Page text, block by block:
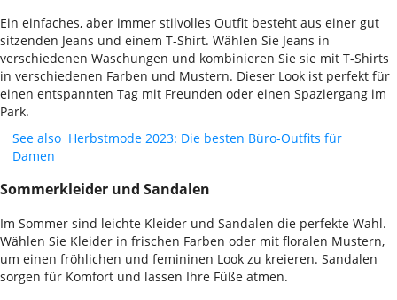
Ein einfaches, aber immer stilvolles Outfit besteht aus einer gut
sitzenden Jeans und einem T-Shirt. Wählen Sie Jeans in
verschiedenen Waschungen und kombinieren Sie sie mit T-Shirts
in verschiedenen Farben und Mustern. Dieser Look ist perfekt für
einen entspannten Tag mit Freunden oder einen Spaziergang im
Park.
See also Herbstmode 2023: Die besten Büro-Outfits für
Damen
Sommerkleider und Sandalen
Im Sommer sind leichte Kleider und Sandalen die perfekte Wahl.
Wählen Sie Kleider in frischen Farben oder mit floralen Mustern,
um einen fröhlichen und femininen Look zu kreieren. Sandalen
sorgen für Komfort und lassen Ihre Füße atmen.